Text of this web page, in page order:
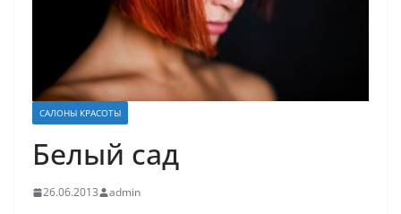
САЛОНЫ КРАСОТЫ
Белый сад
26.06.2013 admin